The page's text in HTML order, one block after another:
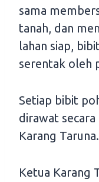
sama
tanah, dan
lahan siap,
serentak oleh
Setiap bibit
dirawat
Karang Taruna.
Ketua Karang